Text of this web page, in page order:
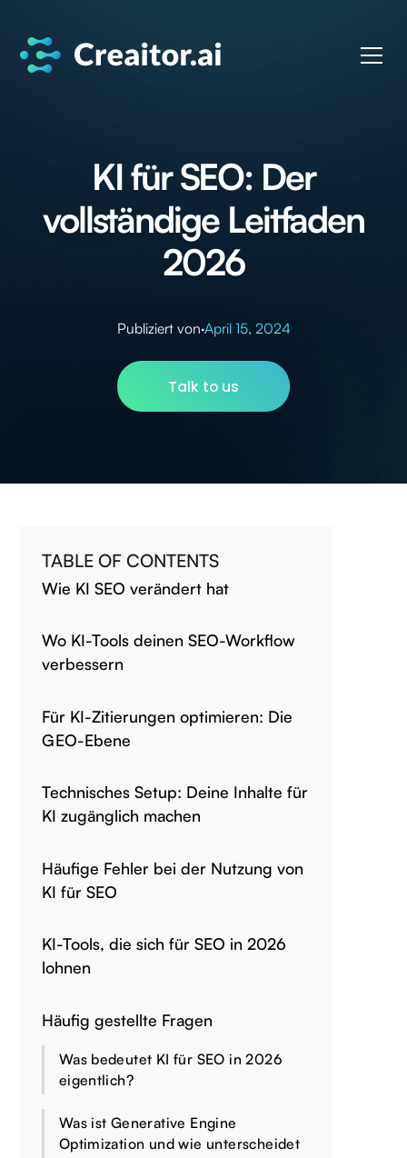
KI für SEO: Der
vollständige Leitfaden
2026
Publiziert von·April 15, 2024
Talk to us
TABLE OF CONTENTS
Wie KI SEO verändert hat
Wo KI-Tools deinen SEO-Workflow
verbessern
Für KI-Zitierungen optimieren: Die
GEO-Ebene
Technisches Setup: Deine Inhalte für
KI zugänglich machen
Häufige Fehler bei der Nutzung von
KI für SEO
KI-Tools, die sich für SEO in 2026
lohnen
Häufig gestellte Fragen
Was bedeutet KI für SEO in 2026
eigentlich?
Was ist Generative Engine
Optimization und wie unterscheidet